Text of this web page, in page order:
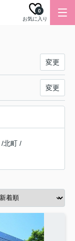
お気に入り
0
変更
変更
/北町 /